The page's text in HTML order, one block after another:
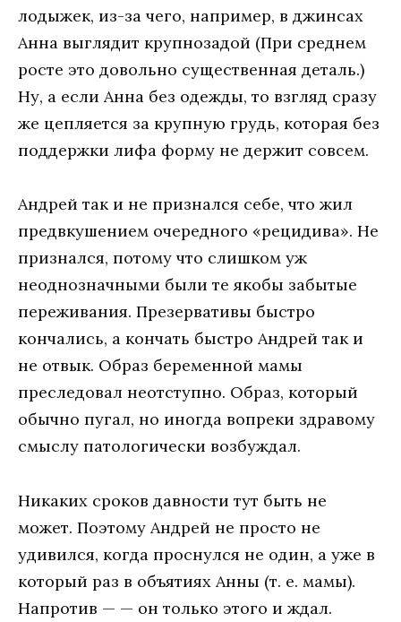
лодыжек, из-за чего, например, в джинсах
Анна выглядит крупнозадой (При среднем
росте это довольно существенная деталь.)
Ну, а если Анна без одежды, то взгляд сразу
же цепляется за крупную грудь, которая без
поддержки лифа форму не держит совсем.
Андрей так и не признался себе, что жил
предвкушением очередного «рецидива». Не
признался, потому что слишком уж
неоднозначными были те якобы забытые
переживания. Презервативы быстро
кончались, а кончать быстро Андрей так и
не отвык. Образ беременной мамы
преследовал неотступно. Образ, который
обычно пугал, но иногда вопреки здравому
смыслу патологически возбуждал.
Никаких сроков давности тут быть не
может. Поэтому Андрей не просто не
удивился, когда проснулся не один, а уже в
который раз в объятиях Анны (т. е. мамы).
Напротив — — он только этого и ждал.